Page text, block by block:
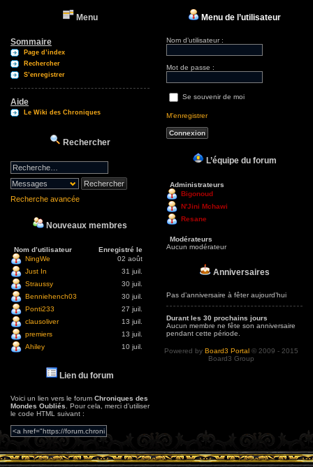
Menu
Sommaire
Page d’index
Rechercher
S’enregistrer
Aide
Le Wiki des Chroniques
Rechercher
Recherche avancée
Nouveaux membres
Nom d’utilisateur
Enregistré le
NingWe
02 août
Just In
31 juil.
Straussy
30 juil.
Benniehench03
30 juil.
Ponti233
27 juil.
clausoliver
13 juil.
premiers
13 juil.
Ahiley
10 juil.
Lien du forum
Voici un lien vers le forum Chroniques des
Mondes Oubliés . Pour cela, merci d’utiliser
le code HTML suivant :
Menu de l’utilisateur
Nom d’utilisateur :
Mot de passe :
Se souvenir de moi
M’enregistrer
L’équipe du forum
Administrateurs
Bigonoud
N'Jini Mchawi
Resane
Modérateurs
Aucun modérateur
Anniversaires
Pas d’anniversaire à fêter aujourd’hui
Durant les 30 prochains jours
Aucun membre ne fête son anniversaire
pendant cette période.
Powered by Board3 Portal © 2009 - 2015
Board3 Group